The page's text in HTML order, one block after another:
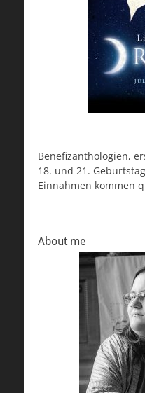
Benefizanthologien,
18. und 21.
Einnahmen kommen
About me